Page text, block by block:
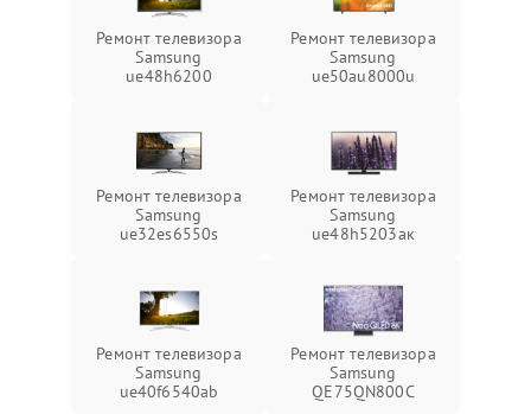
Ремонт телевизора
Samsung
ue48h6200
Ремонт телевизора
Samsung
ue50au8000u
Ремонт телевизора
Samsung
ue32es6550s
Ремонт телевизора
Samsung
ue48h5203aк
Ремонт телевизора
Samsung
ue40f6540ab
Ремонт телевизора
Samsung
QE75QN800C